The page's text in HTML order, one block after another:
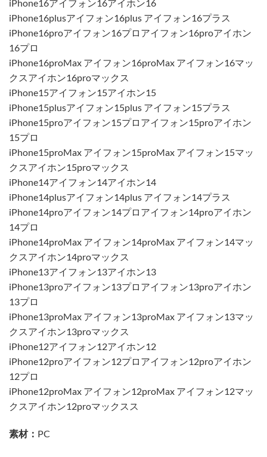
iPhone16アイフォン16アイホン16
iPhone16plusアイフォン16plus アイフォン16プラス
iPhone16proアイフォン16プロアイフォン16proアイホン
16プロ
iPhone16proMax アイフォン16proMax アイフォン16マッ
クスアイホン16proマックス
iPhone15アイフォン15アイホン15
iPhone15plusアイフォン15plus アイフォン15プラス
iPhone15proアイフォン15プロアイフォン15proアイホン
15プロ
iPhone15proMax アイフォン15proMax アイフォン15マッ
クスアイホン15proマックス
iPhone14アイフォン14アイホン14
iPhone14plusアイフォン14plus アイフォン14プラス
iPhone14proアイフォン14プロアイフォン14proアイホン
14プロ
iPhone14proMax アイフォン14proMax アイフォン14マッ
クスアイホン14proマックス
iPhone13アイフォン13アイホン13
iPhone13proアイフォン13プロアイフォン13proアイホン
13プロ
iPhone13proMax アイフォン13proMax アイフォン13マッ
クスアイホン13proマックス
iPhone12アイフォン12アイホン12
iPhone12proアイフォン12プロアイフォン12proアイホン
12プロ
iPhone12proMax アイフォン12proMax アイフォン12マッ
クスアイホン12proマックスス
素材： PC